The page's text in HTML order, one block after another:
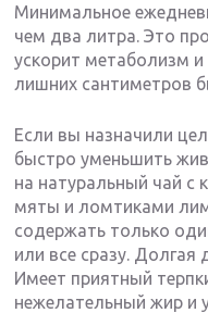
Минимальное
чем два литра. Это
ускорит метаболизм
лишних сантиметров
Если вы назначили
быстро уменьшить
на натуральный чай с
мяты и ломтиками
содержать только
или все сразу. Долгая
Имеет приятный
нежелательный жир и